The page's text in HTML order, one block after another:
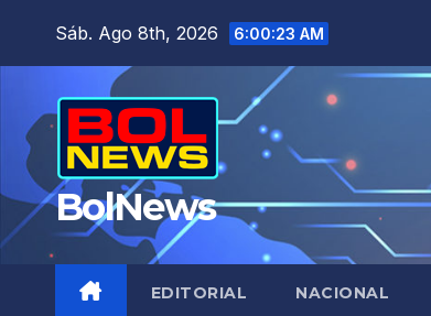
Sáb. Ago 8th, 2026 6:00:24 AM
BolNews
EDITORIAL NACIONAL